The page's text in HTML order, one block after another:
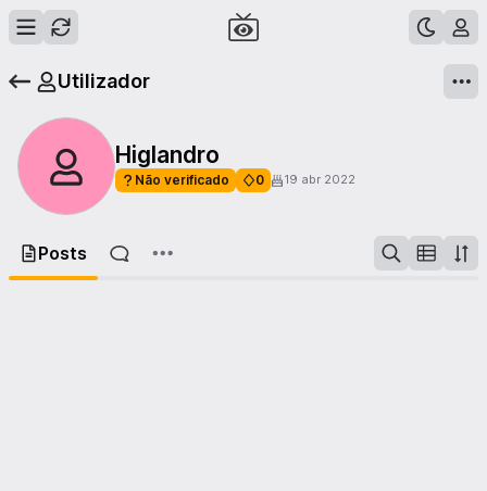
Utilizador
Higlandro
Não verificado 0 19 abr 2022
Posts